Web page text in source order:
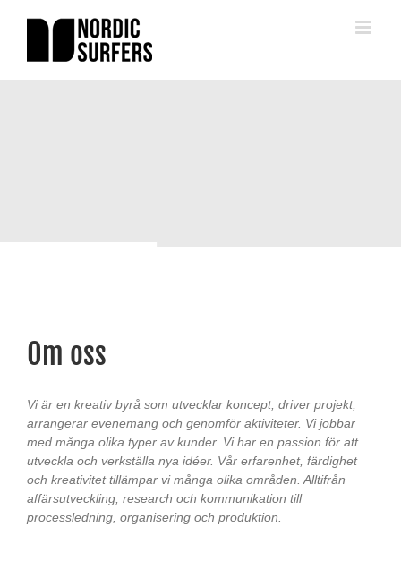
Om oss
Vi är en kreativ byrå som utvecklar koncept, driver projekt,
arrangerar evenemang och genomför aktiviteter. Vi jobbar
med många olika typer av kunder. Vi har en passion för att
utveckla och verkställa nya idéer. Vår erfarenhet, färdighet
och kreativitet tillämpar vi många olika områden. Alltifrån
affärsutveckling, research och kommunikation till
processledning, organisering och produktion.